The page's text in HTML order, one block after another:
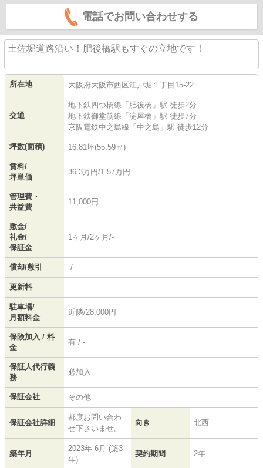
電話でお問い合わせする
土佐堀道路沿い！肥後橋駅もすぐの立地です！
所在地 大阪府大阪市西区江戸堀 １丁目15-22
交通
地下鉄四つ橋線 「肥後橋 」駅 徒歩2分
地下鉄御堂筋線 「淀屋橋 」駅 徒歩7分
京阪電鉄中之島線 「中之島 」駅 徒歩12分
坪数(面積) 16.81坪(55.59㎡)
賃料/
坪単価
36.3万円/1.57万円
管理費・
共益費
11,000円
敷金/
礼金/
保証金
1ヶ月/2ヶ月/-
償却/敷引 -/-
更新料 -
駐車場/
月額料金
近隣/28,000円
保険加入 / 料
金
有 / -
保証人代行義
務
必加入
保証会社 その他
保証会社詳細
都度お問い合わ
せ下さいませ。
向き 北西
築年月
2023年 6月 (築3
年)
契約期間 2年